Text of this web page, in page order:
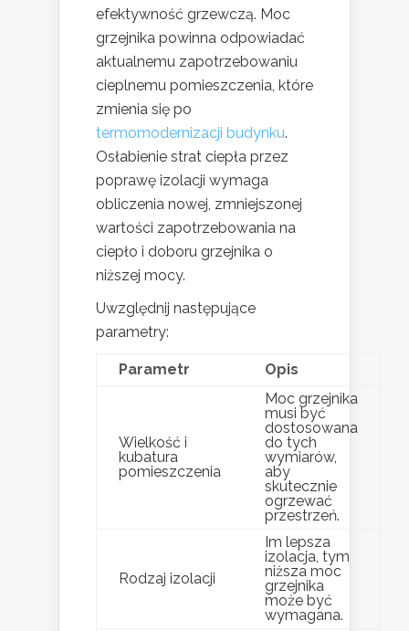
efektywność grzewczą. Moc
grzejnika powinna odpowiadać
aktualnemu zapotrzebowaniu
cieplnemu pomieszczenia, które
zmienia się po
termomodernizacji budynku.
Osłabienie strat ciepła przez
poprawę izolacji wymaga
obliczenia nowej, zmniejszonej
wartości zapotrzebowania na
ciepło i doboru grzejnika o
niższej mocy.
Uwzględnij następujące
parametry:
Parametr Opis
Wielkość i
kubatura
pomieszczenia
Moc grzejnika
musi być
dostosowana
do tych
wymiarów,
aby
skutecznie
ogrzewać
przestrzeń.
Rodzaj izolacji
Im lepsza
izolacja, tym
niższa moc
grzejnika
może być
wymagana.